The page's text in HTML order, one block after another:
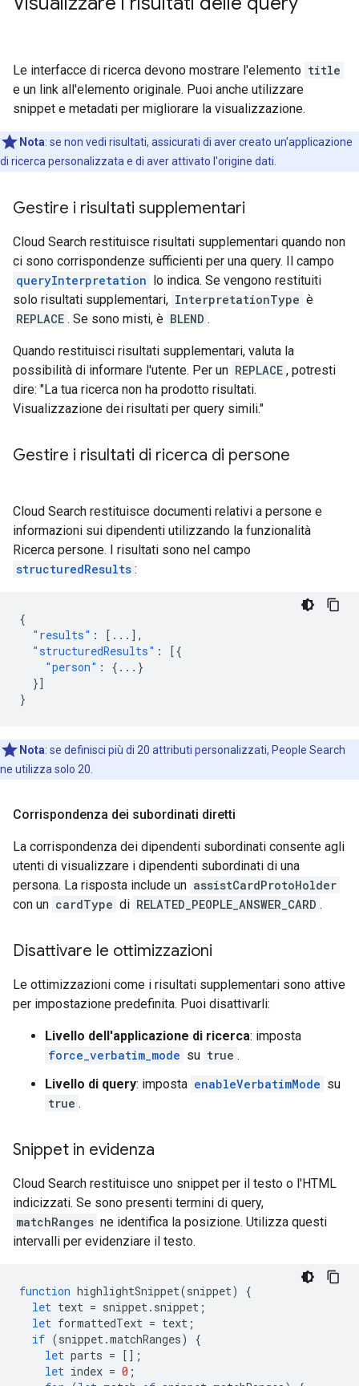
Le interfacce di ricerca devono mostrare l'elemento title
e un link all'elemento originale. Puoi anche utilizzare
snippet e metadati per migliorare la visualizzazione.
Nota: se non vedi risultati, assicurati di aver creato un'applicazione
di ricerca personalizzata e di aver attivato l'origine dati.
Gestire i risultati supplementari
Cloud Search restituisce risultati supplementari quando non
ci sono corrispondenze sufficienti per una query. Il campo
queryInterpretation lo indica. Se vengono restituiti
solo risultati supplementari, InterpretationType è
REPLACE . Se sono misti, è BLEND .
Quando restituisci risultati supplementari, valuta la
possibilità di informare l'utente. Per un REPLACE , potresti
dire: "La tua ricerca non ha prodotto risultati.
Visualizzazione dei risultati per query simili."
Gestire i risultati di ricerca di persone
Cloud Search restituisce documenti relativi a persone e
informazioni sui dipendenti utilizzando la funzionalità
Ricerca persone. I risultati sono nel campo
structuredResults :
{
"results" : [ ... ],
"structuredResults" :
[{
"person" : { ... }
}]
}
Nota: se definisci più di 20 attributi personalizzati, People Search
ne utilizza solo 20.
Corrispondenza dei subordinati diretti
La corrispondenza dei dipendenti subordinati consente agli
utenti di visualizzare i dipendenti subordinati di una
persona. La risposta include un assistCardProtoHolder
con un cardType di RELATED_PEOPLE_ANSWER_CARD .
Disattivare le ottimizzazioni
Le ottimizzazioni come i risultati supplementari sono attive
per impostazione predefinita. Puoi disattivarli:
Livello dell'applicazione di ricerca: imposta
force_verbatim_mode su true .
Livello di query: imposta enableVerbatimMode su
true .
Snippet in evidenza
Cloud Search restituisce uno snippet per il testo o l'HTML
indicizzati. Se sono presenti termini di query,
matchRanges ne identifica la posizione. Utilizza questi
intervalli per evidenziare il testo.
function highlightSnippet(snippet)
{
let text = snippet. snippet ;
let formattedText = text ;
if (snippet.matchRanges)
{
let parts = [];
let index = 0 ;